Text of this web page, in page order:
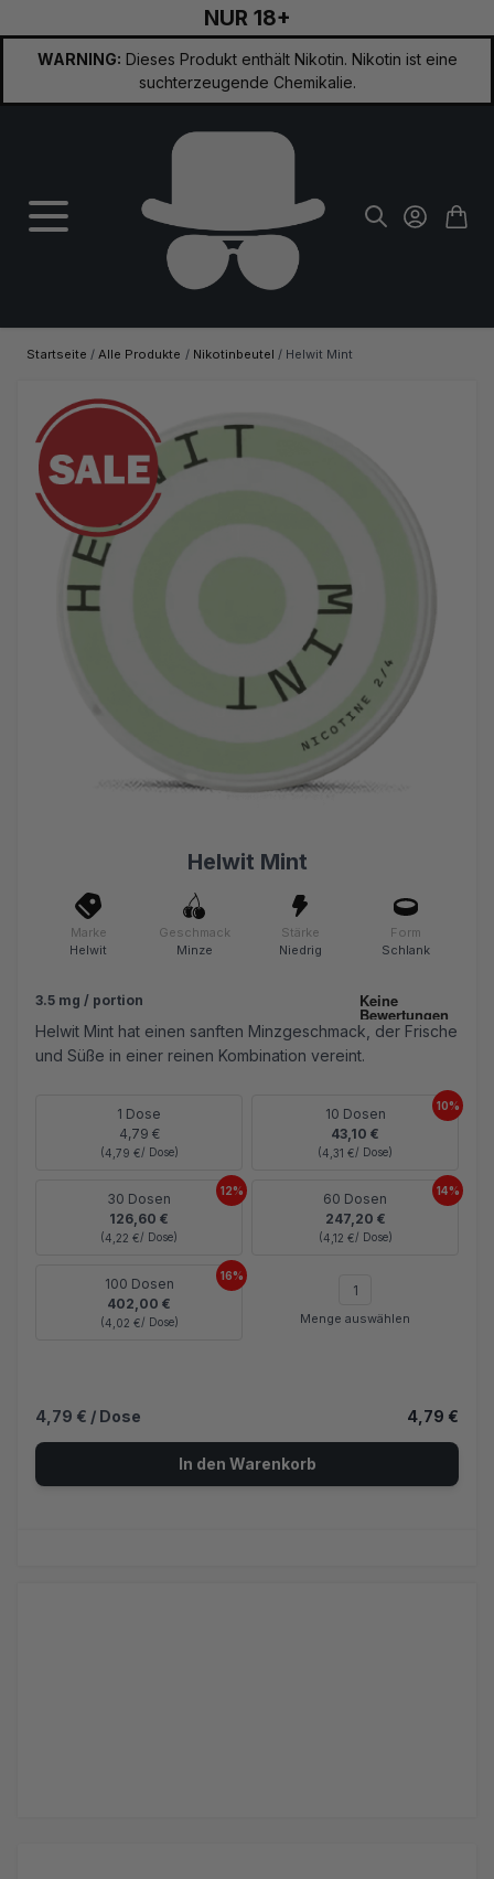
NUR 18+
WARNING: Dieses Produkt enthält Nikotin. Nikotin ist eine
suchterzeugende Chemikalie.
Startseite / Alle Produkte / Nikotinbeutel / Helwit Mint
Hauptbild
Klicken Sie, um das Bild im Vollbildmodus zu sehen
Helwit Mint
Marke
Helwit
Geschmack
Minze
Stärke
Niedrig
Form
Schlank
3.5 mg / portion
Helwit Mint hat einen sanften Minzgeschmack, der Frische
und Süße in einer reinen Kombination vereint.
4,79 € / Dose 4,79 €
In den Warenkorb
1 Dose
4,79 €
(4,79 €/ Dose)
10 Dosen
43,10 €
(4,31 €/ Dose)
10%
30 Dosen
126,60 €
(4,22 €/ Dose)
12%
60 Dosen
247,20 €
(4,12 €/ Dose)
14%
100 Dosen
402,00 €
(4,02 €/ Dose)
16%
Menge auswählen